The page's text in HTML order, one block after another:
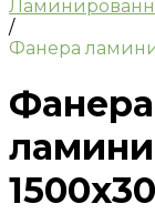
/
Фанера
Фанера